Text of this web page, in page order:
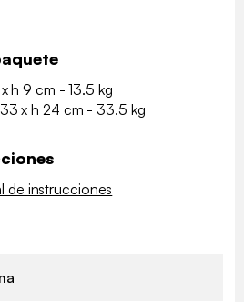
x h 9 cm - 13.5 kg
x h 24 cm - 33.5 kg
de instrucciones